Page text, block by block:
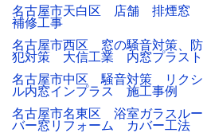
名古屋市天白区 店舗 排煙窓
補修工事
名古屋市西区 窓の騒音対策、防
犯対策 大信工業 内窓プラスト
名古屋市中区 騒音対策 リクシ
ル内窓インプラス 施工事例
名古屋市名東区 浴室ガラスルー
バー窓リフォーム カバー工法